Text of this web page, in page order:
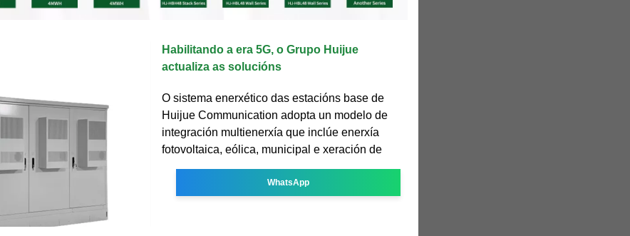
Habilitando a era 5G, o Grupo Huijue
actualiza as solucións
O sistema enerxético das estacións base de
Huijue Communication adopta un modelo de
integración multienerxía que inclúe enerxía
fotovoltaica, eólica, municipal e xeración de
WhatsApp